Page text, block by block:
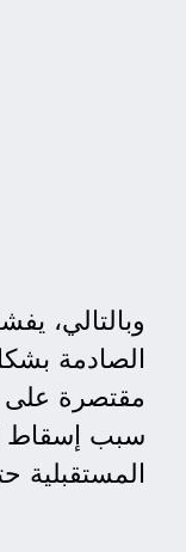
وبالتالي،
الصادمة
مقتصرة
سبب إسقاط
المستقبلية